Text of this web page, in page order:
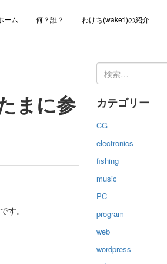
ーム 何？誰？ わけち(waketi)の紹介
まに参
す。
検
索:
カテゴリー
CG
electronics
fishing
music
PC
program
web
wordpress